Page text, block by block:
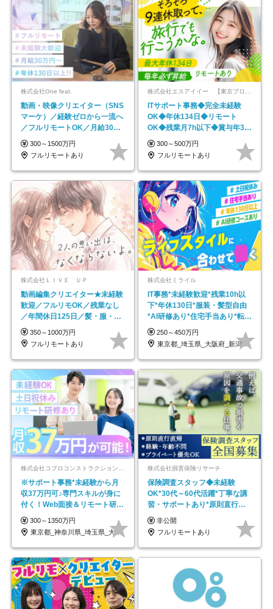
株式会社One feat.
動画・映像クリエイター（SNS
マーケ）／経験ゼロから一流へ
／フルリモートOK／月給30万
円～／年休130日以上
300～1500万円
フルリモートあり
ITサポート事務◆完全未経験
OK◆年休134日◆リモート
OK◆残業月7h以下◆賞与年3回
◆5年目まで必ず昇給
300～500万円
フルリモートあり
株式会社ＬＩＶＥ ＵＰ
動画編集クリエイター★未経験
歓迎／フルリモOK／残業なし
／年間休日125日／髪・服・ネ
イル自由／研修充実で安心
350～1000万円
フルリモートあり
株式会社ミライル
IT事務*未経験歓迎*残業10h以
下*年休130日*服装・髪型自由
*AI研修あり*住宅手当あり*転勤
なし
250～450万円
東京都_埼玉県_大阪府_新潟県_福岡県
※サポート事務*未経験から月
収37万円可♪専門スキルが身に
付く！Web面接＆リモート研修
も充実♪/a
300～1350万円
東京都_神奈川県_埼玉県_大阪府_愛知県…
株式会社損害保険リサーチ
保険調査スタッフ◆未経験
OK*30代～60代活躍*丁寧な講
習・サポートあり*原則直行直
帰／全国募集・業務委託
非公開
フルリモートあり